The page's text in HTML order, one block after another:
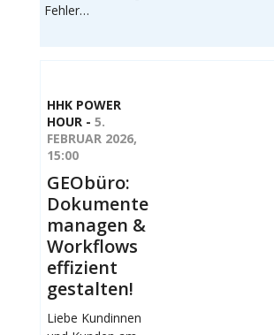
Fehler…
HHK POWER
HOUR - 5.
FEBRUAR 2026,
15:00
GEObüro:
Dokumente
managen &
Workflows
effizient
gestalten!
Liebe Kundinnen